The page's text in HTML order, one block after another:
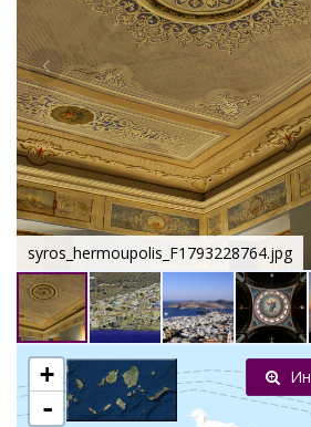
syros_hermoupolis_F1793228764.jpg
+
-